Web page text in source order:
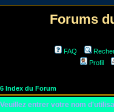
Forums
FAQ
Profil
Index du Forum
Veuillez entrer votre nom